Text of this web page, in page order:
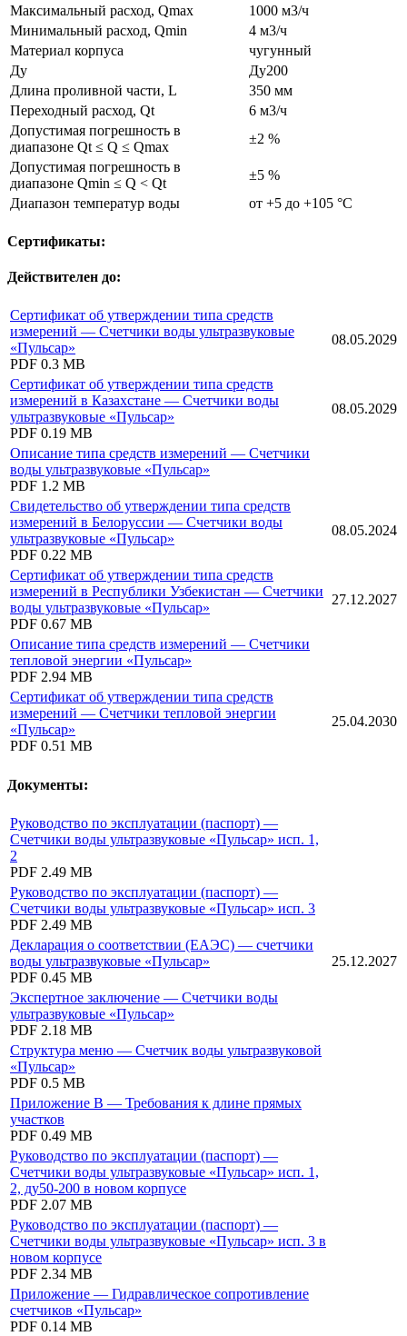
Максимальный расход, Qmax
1000 м3/ч
Минимальный расход, Qmin
4 м3/ч
Материал корпуса
чугунный
Ду
Ду200
Длина проливной части, L
350 мм
Переходный расход, Qt
6 м3/ч
Допустимая погрешность в
диапазоне Qt ≤ Q ≤ Qmax
±2 %
Допустимая погрешность в
диапазоне Qmin ≤ Q < Qt
±5 %
Диапазон температур воды
от +5 до +105 °С
Сертификаты:
Действителен до:
Сертификат об утверждении типа средств
измерений — Счетчики воды ультразвуковые
«Пульсар»
PDF 0.3 MB
08.05.2029
Сертификат об утверждении типа средств
измерений в Казахстане — Счетчики воды
ультразвуковые «Пульсар»
PDF 0.19 MB
08.05.2029
Описание типа средств измерений — Счетчики
воды ультразвуковые «Пульсар»
PDF 1.2 MB
Свидетельство об утверждении типа средств
измерений в Белоруссии — Счетчики воды
ультразвуковые «Пульсар»
PDF 0.22 MB
08.05.2024
Сертификат об утверждении типа средств
измерений в Республики Узбекистан — Счетчики
воды ультразвуковые «Пульсар»
PDF 0.67 MB
27.12.2027
Описание типа средств измерений — Счетчики
тепловой энергии «Пульсар»
PDF 2.94 MB
Сертификат об утверждении типа средств
измерений — Счетчики тепловой энергии
«Пульсар»
PDF 0.51 MB
25.04.2030
Документы:
Руководство по эксплуатации (паспорт) —
Счетчики воды ультразвуковые «Пульсар» исп. 1,
2
PDF 2.49 MB
Руководство по эксплуатации (паспорт) —
Счетчики воды ультразвуковые «Пульсар» исп. 3
PDF 2.49 MB
Декларация о соответствии (ЕАЭС) — счетчики
воды ультразвуковые «Пульсар»
PDF 0.45 MB
25.12.2027
Экспертное заключение — Счетчики воды
ультразвуковые «Пульсар»
PDF 2.18 MB
Структура меню — Счетчик воды ультразвуковой
«Пульсар»
PDF 0.5 MB
Приложение В — Требования к длине прямых
участков
PDF 0.49 MB
Руководство по эксплуатации (паспорт) —
Счетчики воды ультразвуковые «Пульсар» исп. 1,
2, ду50-200 в новом корпусе
PDF 2.07 MB
Руководство по эксплуатации (паспорт) —
Счетчики воды ультразвуковые «Пульсар» исп. 3 в
новом корпусе
PDF 2.34 MB
Приложение — Гидравлическое сопротивление
счетчиков «Пульсар»
PDF 0.14 MB